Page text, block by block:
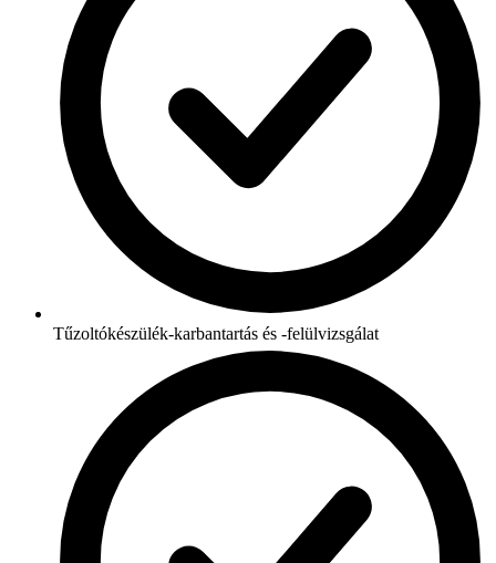
Tűzoltókészülék-karbantartás és -felülvizsgálat